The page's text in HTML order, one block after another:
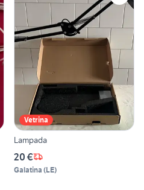
Vetrina
Lampada
20 €
Galatina (LE)